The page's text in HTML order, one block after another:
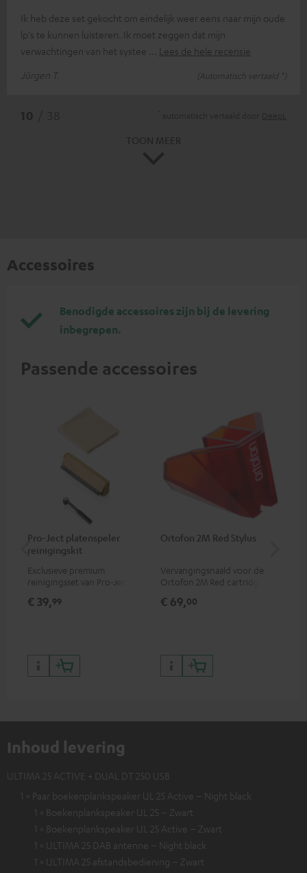
Ik heb deze set gekocht om eindelijk weer eens naar mijn oude
lp's te kunnen luisteren. Ik moet zeggen dat mijn
verwachtingen van het systee
Lees de hele recensie
Jürgen T.
(Automatisch vertaald *)
Accessoires
Benodigde accessoires zijn bij de levering
inbegrepen.
Passende accessoires
Pro-Ject platenspeler
reinigingskit
Exclusieve premium
reinigingsset van Pro-Ject
platenspelers, alleen
€ 39,99
Ortofon 2M Red Stylus
Vervangingsnaald voor de
Ortofon 2M Red cartridge
€ 69,00
Inhoud levering
ULTIMA 25 ACTIVE + DUAL DT 250 USB
1 × Paar boekenplankspeaker UL 25 Active – Night black
1 × Boekenplankspeaker UL 25 – Zwart
1 × Boekenplankspeaker UL 25 Active – Zwart
1 × ULTIMA 25 DAB antenne – Night black
1 × ULTIMA 25 afstandsbediening – Zwart